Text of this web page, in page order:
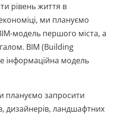
рівень життя в
ми плануємо
модель першого міста, а
BIM (Building
інформаційна модель
плануємо запросити
дизайнерів, ландшафтних